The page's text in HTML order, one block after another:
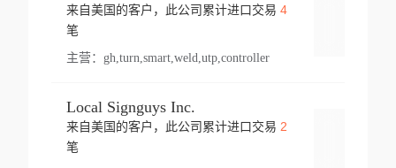
来自美国的客户，此公司累计进口交易 4
笔
主营： gh,turn,smart,weld,utp,controller
Local Signguys Inc.
来自美国的客户，此公司累计进口交易 2
笔